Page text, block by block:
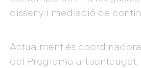
disseny i mediació de
Actualment és
del Programa